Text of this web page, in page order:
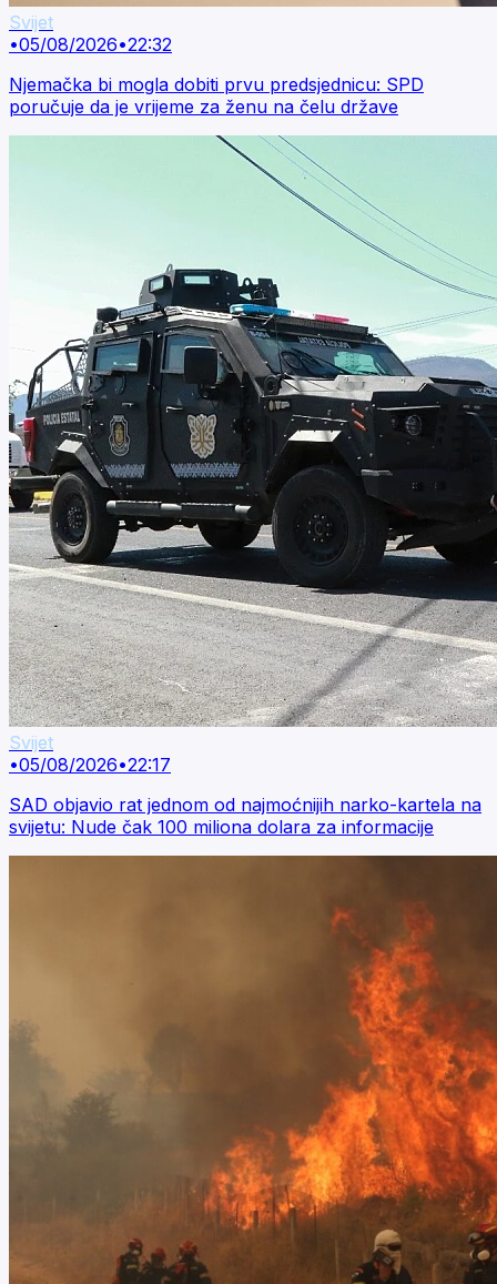
Svijet
•05/08/2026•22:32
Njemačka bi mogla dobiti prvu predsjednicu: SPD
poručuje da je vrijeme za ženu na čelu države
Svijet
•05/08/2026•22:17
SAD objavio rat jednom od najmoćnijih narko-kartela na
svijetu: Nude čak 100 miliona dolara za informacije